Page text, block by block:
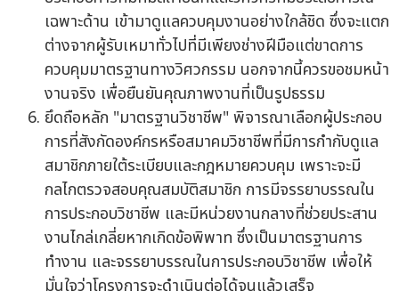
เฉพาะด้าน เข้ามาดูแลควบคุมงานอย่างใกล้ชิด ซึ่งจะแตก
ต่างจากผู้รับเหมาทั่วไปที่มีเพียงช่างฝีมือแต่ขาดการ
ควบคุมมาตรฐานทางวิศวกรรม นอกจากนี้ควรขอชมหน้า
งานจริง เพื่อยืนยันคุณภาพงานที่เป็นรูปธรรม
ยึดถือหลัก "มาตรฐานวิชาชีพ" พิจารณาเลือกผู้ประกอบ
การที่สังกัดองค์กรหรือสมาคมวิชาชีพที่มีการกำกับดูแล
สมาชิกภายใต้ระเบียบและกฎหมายควบคุม เพราะจะมี
กลไกตรวจสอบคุณสมบัติสมาชิก การมีจรรยาบรรณใน
การประกอบวิชาชีพ และมีหน่วยงานกลางที่ช่วยประสาน
งานไกล่เกลี่ยหากเกิดข้อพิพาท ซึ่งเป็นมาตรฐานการ
ทำงาน และจรรยาบรรณในการประกอบวิชาชีพ เพื่อให้
มั่นใจว่าโครงการจะดำเนินต่อได้จนแล้วเสร็จ